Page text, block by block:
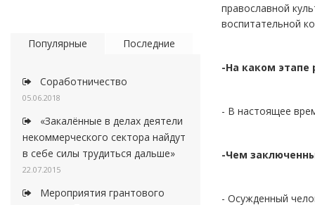
Популярные Последние
Соработничество
05.06.2018
«Закалённые в делах деятели
некоммерческого сектора найдут
в себе силы трудиться дальше»
22.07.2015
Мероприятия грантового
православной
воспитательной
-На каком этапе
- В настоящее
-Чем
- Осужденный